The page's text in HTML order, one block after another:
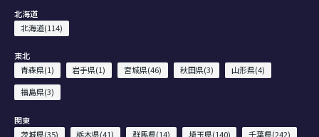
北海道
北海道(114)
東北
青森県(1)
岩手県(1) 宮城県(46) 秋田県(3)
山形県(4)
福島県(3)
関東
茨城県(35)
栃木県(41) 群馬県(14) 埼玉県(140)
千葉県(242)